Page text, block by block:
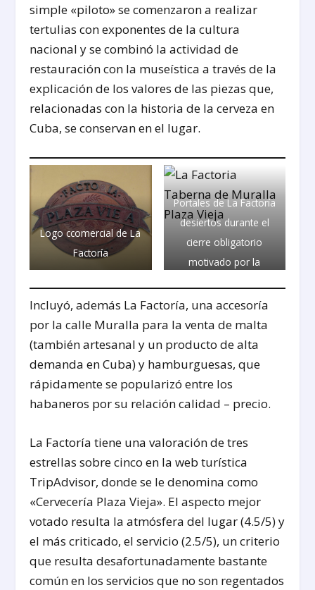
simple «piloto» se comenzaron a realizar
tertulias con exponentes de la cultura
nacional y se combinó la actividad de
restauración con la museística a través de la
explicación de los valores de las piezas que,
relacionadas con la historia de la cerveza en
Cuba, se conservan en el lugar.
Logo ccomercial de La
Factoría
Portales de La Factoría
desiertos durante el
cierre obligatorio
motivado por la
(año 2021)
Incluyó, además La Factoría, una accesoría
por la calle Muralla para la venta de malta
(también artesanal y un producto de alta
demanda en Cuba) y hamburguesas, que
rápidamente se popularizó entre los
habaneros por su relación calidad – precio.
La Factoría tiene una valoración de tres
estrellas sobre cinco en la web turística
TripAdvisor, donde se le denomina como
«Cervecería Plaza Vieja». El aspecto mejor
votado resulta la atmósfera del lugar (4.5/5) y
el más criticado, el servicio (2.5/5), un criterio
que resulta desafortunadamente bastante
común en los servicios que no son regentados